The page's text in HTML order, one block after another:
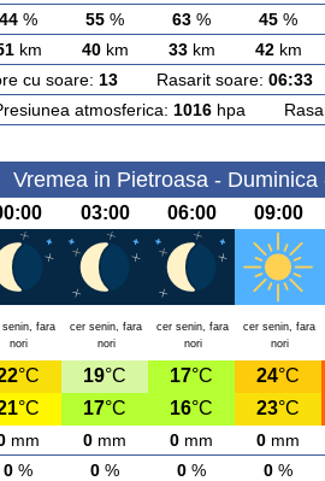
44 % 55 % 63 % 45 %
km 40km 33km 42km
cu soare: 13Rasarit soare: 06:33
atmosferica: 1016hpa
Vremea in Pietroasa - Duminica
03:00 06:00 09:00
senin, fara
nori
cer senin, fara
nori
cer senin, fara
nori
cer senin, fara
nori
°C 19°C 17°C 24°C
°C 17°C 16°C 23°C
mm 0 mm 0 mm 0 mm
0 % 0 % 0 % 0 %